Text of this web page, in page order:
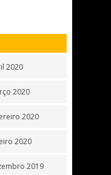
2020
2020
2020
2020
2019